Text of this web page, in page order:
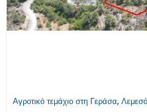
Αγροτικό τεμάχιο στη Γεράσα,